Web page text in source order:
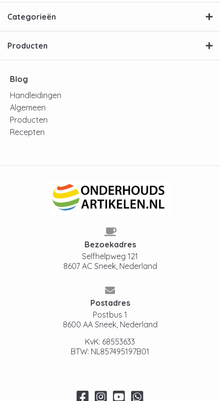
Categorieën
Producten
Blog
Handleidingen
Algemeen
Producten
Recepten
Bezoekadres
Selfhelpweg 121
8607 AC Sneek, Nederland
Postadres
Postbus 1
8600 AA Sneek, Nederland
KvK: 68553633
BTW: NL857495197B01